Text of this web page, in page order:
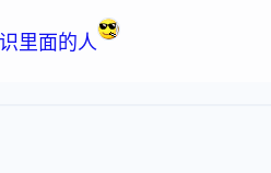
里面的人